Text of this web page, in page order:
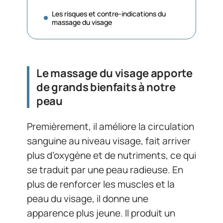
Les risques et contre-indications du
massage du visage
Le massage du visage apporte
de grands bienfaits à notre
peau
Premièrement, il améliore la circulation
sanguine au niveau visage, fait arriver
plus d’oxygène et de nutriments, ce qui
se traduit par une peau radieuse. En
plus de renforcer les muscles et la
peau du visage, il donne une
apparence plus jeune. Il produit un